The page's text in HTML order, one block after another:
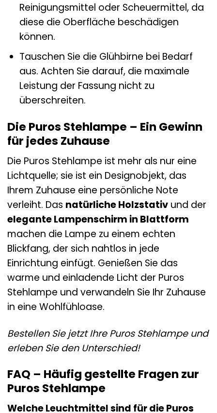
Reinigungsmittel oder Scheuermittel, da
diese die Oberfläche beschädigen
können.
Tauschen Sie die Glühbirne bei Bedarf
aus. Achten Sie darauf, die maximale
Leistung der Fassung nicht zu
überschreiten.
Die Puros Stehlampe – Ein Gewinn
für jedes Zuhause
Die Puros Stehlampe ist mehr als nur eine
Lichtquelle; sie ist ein Designobjekt, das
Ihrem Zuhause eine persönliche Note
verleiht. Das natürliche Holzstativ und der
elegante Lampenschirm in Blattform
machen die Lampe zu einem echten
Blickfang, der sich nahtlos in jede
Einrichtung einfügt. Genießen Sie das
warme und einladende Licht der Puros
Stehlampe und verwandeln Sie Ihr Zuhause
in eine Wohlfühloase.
Bestellen Sie jetzt Ihre Puros Stehlampe und
erleben Sie den Unterschied!
FAQ – Häufig gestellte Fragen zur
Puros Stehlampe
Welche Leuchtmittel sind für die Puros